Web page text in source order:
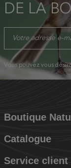
DE LA
Vous pouvez vous
Boutique
Catalogue
Service client